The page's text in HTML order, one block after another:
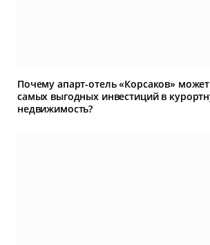
Почему апарт-отель «Корсаков»
самых выгодных инвестиций в
недвижимость?